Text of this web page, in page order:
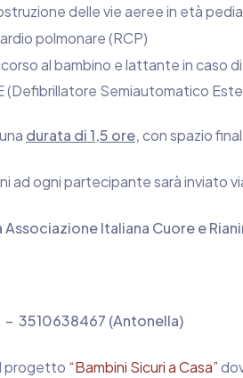
delle vie aeree in età
polmonare (RCP)
al bambino e lattante in caso
(Defibrillatore Semiautomatico
durata di 1,5 ore,con spazio
ad ogni partecipante sarà inviato
Italiana Cuore e
– 3510638467 (Antonella)
progetto “Bambini Sicuri a Casa”